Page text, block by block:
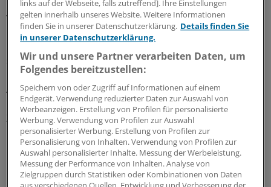
vergangenen Monaten vom Allzeithoch bei 275,31 Dollar
um immerhin rund 20 Prozent. Aktuell scheint der
Boden bei etwa 220 Dollar aber erreicht zu sein, sodass
sich ein Einstieg lohnen dürfte. Denn wir rechnen auch
in den kommenden Quartalen mit florierenden M&A-
Aktivitäten und volatilen Weltbörsen.
Zu diesen Chancen gesellen sich ein niedriges 2019er-
KGV von 9 und eine gemäßigte Dividendenrendite von
1,3 Prozent. Wir empfehlen, bei Goldman Sachs zu
investieren, Stopp bei 185,00 Dollar.
links auf der Webseite, falls zutreffend]. Ihre Einstellungen
gelten innerhalb unseres Website. Weitere Informationen
finden Sie in unserer Datenschutzerklärung. Details finden Sie
in unserer Datenschutzerklärung.
Wir und unsere Partner verarbeiten Daten, um
Folgendes bereitzustellen:
Speichern von oder Zugriff auf Informationen auf einem
Endgerät. Verwendung reduzierter Daten zur Auswahl von
Werbeanzeigen. Erstellung von Profilen für personalisierte
Werbung. Verwendung von Profilen zur Auswahl
personalisierter Werbung. Erstellung von Profilen zur
Personalisierung von Inhalten. Verwendung von Profilen zur
Auswahl personalisierter Inhalte. Messung der Werbeleistung.
Messung der Performance von Inhalten. Analyse von
Zielgruppen durch Statistiken oder Kombinationen von Daten